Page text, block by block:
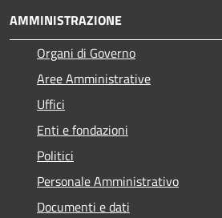
AMMINISTRAZIONE
Organi di Governo
Aree Amministrative
Uffici
Enti e fondazioni
Politici
Personale Amministrativo
Documenti e dati